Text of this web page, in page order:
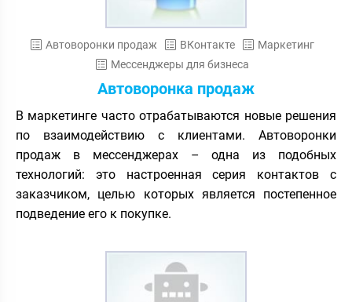
Автоворонки продаж ВКонтакте
Маркетинг
Мессенджеры для бизнеса
Автоворонка продаж
В маркетинге часто отрабатываются новые решения
по взаимодействию с клиентами. Автоворонки
продаж в мессенджерах – одна из подобных
технологий: это настроенная серия контактов с
заказчиком, целью которых является постепенное
подведение его к покупке.